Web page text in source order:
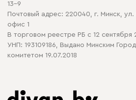
13-9
Почтовый адрес: 220040, г. Минск,
офис 1
В торговом реестре РБ с 12 сентября
УНП: 193109186, Выдано Минским
комитетом 19.07.2018